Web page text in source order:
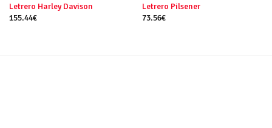
Letrero Harley Davison
155.44€
Letrero Pilsener
73.56€